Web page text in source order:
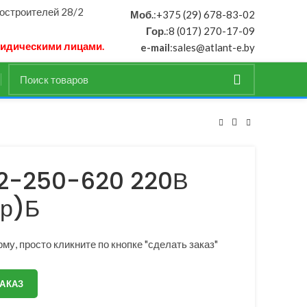
28/2
лицами.
Моб.:+375 (29) 678-83-02
Гор.:8 (017) 270-17-09
e-mail:sales@atlant-e.by
250-620 220В
просто кликните по кнопке "сделать заказ"